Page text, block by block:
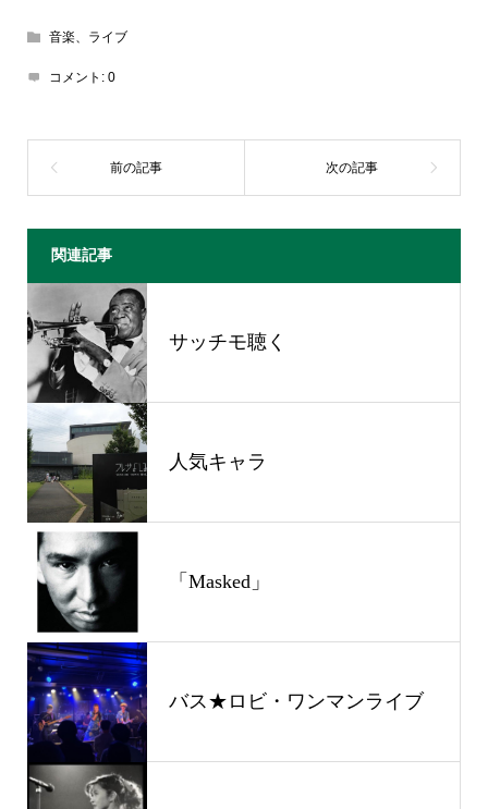
音楽、ライブ
コメント: 0
関連記事
サッチモ聴く
人気キャラ
「Masked」
バス★ロビ・ワンマンライブ